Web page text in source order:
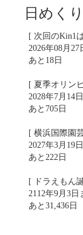
日めく
[ 次回のKin1
2026年08月27
あと18日
[ 夏季オリン
2028年7月14
あと705日
[ 横浜国際園
2027年3月19
あと222日
[ ドラえもん
2112年9月3日
あと31,436日